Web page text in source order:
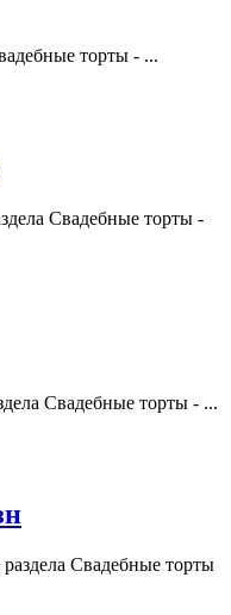
торты - ...
Свадебные торты -
Свадебные торты - ...
Свадебные торты